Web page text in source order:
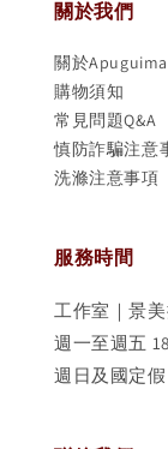
關於我們
關於Apuguima
購物須知
常見問題Q&A
慎防詐騙注意
洗滌注意事項
服務時間
工作室｜景
週一至週五
週日及國定